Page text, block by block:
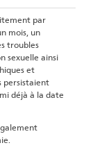
par
mois, un
troubles
sexuelle ainsi
et
persistaient
déjà à la date